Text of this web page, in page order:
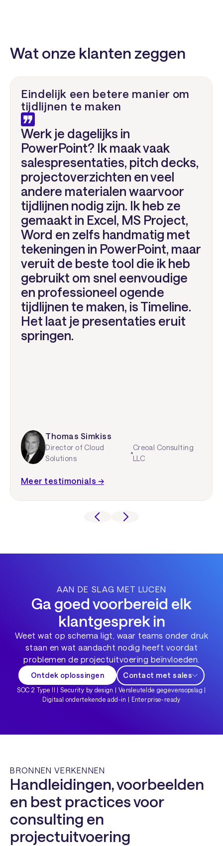
Wat onze klanten zeggen
Eindelijk een betere manier om
tijdlijnen te maken
Werk je dagelijks in
PowerPoint? Ik maak vaak
salespresentaties, pitch decks,
projectoverzichten en veel
andere materialen waarvoor
tijdlijnen nodig zijn. Ik heb ze
gemaakt in Excel, MS Project,
Word en zelfs handmatig met
tekeningen in PowerPoint, maar
veruit de beste tool die ik heb
gebruikt om snel eenvoudige
en professioneel ogende
tijdlijnen te maken, is Timeline.
Het laat je presentaties eruit
springen.
Thomas Simkiss
Director of Cloud
Solutions
Creoal Consulting
LLC
Meer testimonials →
AAN DE SLAG MET LUCEN
Ga goed voorbereid elk
klantgesprek in
Weet wat op schema ligt, waar teams onder druk
staan en wat aandacht nodig heeft voordat
problemen de projectuitvoering beïnvloeden.
Ontdek oplossingen Contact met sales
SOC 2 Type II | Security by design | Versleutelde gegevensopslag |
Digitaal ondertekende add-in | Enterprise-ready
BRONNEN VERKENNEN
Handleidingen, voorbeelden
en best practices voor
consulting en
projectuitvoering